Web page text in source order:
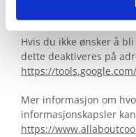
Hvis du ikke ønsker å
dette deaktiveres på
https://
Mer informasjon om
informasjonskapsler
https://